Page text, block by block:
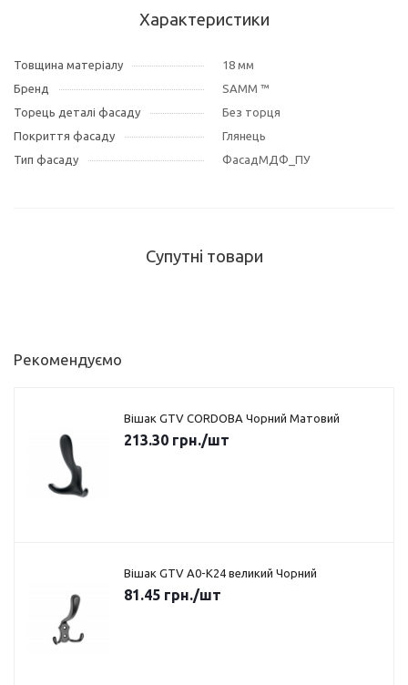
Характеристики
Товщина матеріалу
18 мм
Бренд
SAMM ™
Торець деталі фасаду
Без торця
Покриття фасаду
Глянець
Тип фасаду
ФасадМДФ_ПУ
Супутні товари
Рекомендуємо
Вішак GTV CORDOBA Чорний Матовий
213.30 грн./шт
Вішак GTV A0-K24 великий Чорний
81.45 грн./шт